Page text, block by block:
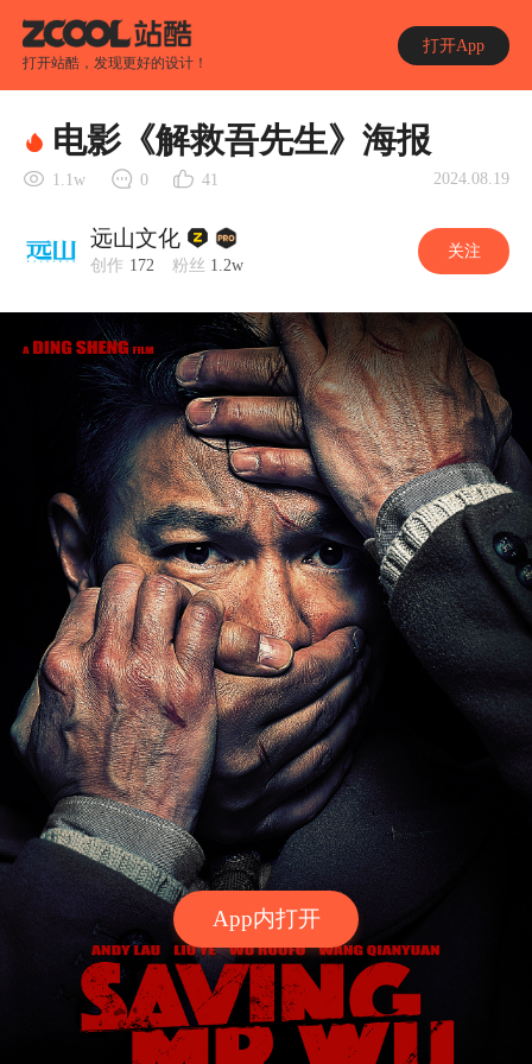
打开站酷，发现更好的设计！
打开App
App内打开
电影《解救吾先生》海报
1.1w 0 41 2024.08.19
远山文化
创作 172 粉丝 1.2w
关注